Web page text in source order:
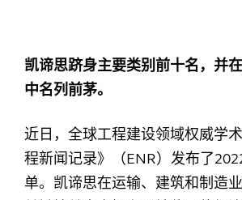
凯谛思跻身主要类别前十名，并
中名列前茅。
近日，全球工程建设领域权威学
程新闻记录》（ENR）发布了
单。凯谛思在运输、建筑和制造